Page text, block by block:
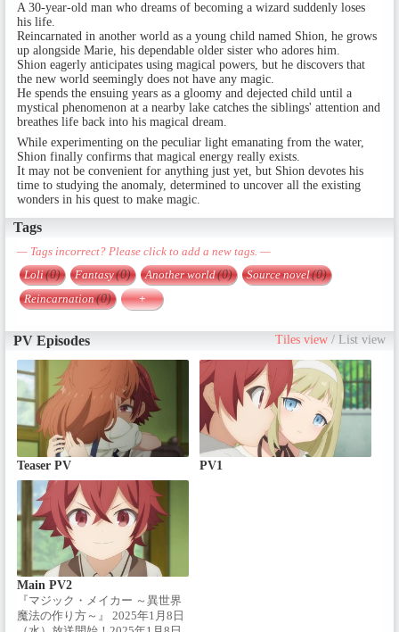
A 30-year-old man who dreams of becoming a wizard suddenly loses
his life.
Reincarnated in another world as a young child named Shion, he grows
up alongside Marie, his dependable older sister who adores him.
Shion eagerly anticipates using magical powers, but he discovers that
the new world seemingly does not have any magic.
He spends the ensuing years as a gloomy and dejected child until a
mystical phenomenon at a nearby lake catches the siblings' attention and
breathes life back into his magical dream.
While experimenting on the peculiar light emanating from the water,
Shion finally confirms that magical energy really exists.
It may not be convenient for anything just yet, but Shion devotes his
time to studying the anomaly, determined to uncover all the existing
wonders in his quest to make magic.
Tags
— Tags incorrect? Please click to add a new tags. —
Loli(0) Fantasy(0) Another world(0) Source novel(0)
Reincarnation(0) +
PV Episodes Tiles view /List view
Teaser PV PV1
Main PV2
『マジック・メイカー ～異世界
魔法の作り方～』 2025年1月8日